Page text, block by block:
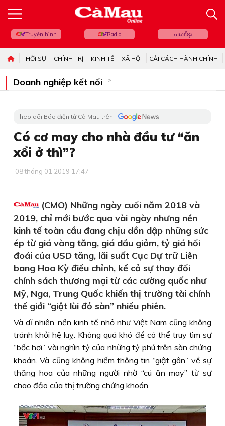
Truyền hình Radio ភាសាខ្មែរ
THỜI SỰ CHÍNH TRỊ KINH TẾ XÃ HỘI CẢI CÁCH HÀNH CHÍNH
Doanh nghiệp kết nối
Theo dõi Báo điện tử Cà Mau trên
Có cơ may cho nhà đầu tư “ăn
xổi ở thì”?
08 tháng 01 2019 17:47
(CMO) Những ngày cuối năm 2018 và
2019, chỉ mới bước qua vài ngày nhưng nền
kinh tế toàn cầu đang chịu dồn dập những sức
ép từ giá vàng tăng, giá dầu giảm, tỷ giá hối
đoái của USD tăng, lãi suất Cục Dự trữ Liên
bang Hoa Kỳ điều chỉnh, kể cả sự thay đổi
chính sách thương mại từ các cường quốc như
Mỹ, Nga, Trung Quốc khiến thị trường tài chính
thế giới “giật lùi đỏ sàn” nhiều phiên.
Và dĩ nhiên, nền kinh tế nhỏ như Việt Nam cũng không
tránh khỏi hệ luỵ. Không quá khó để có thể truy tìm sự
“bốc hơi” vài nghìn tỷ của những tỷ phú trên sàn chứng
khoán. Và cũng không hiếm thông tin “giật gân” về sự
thăng hoa của những người nhờ “cú ăn may” từ sự
chao đảo của thị trường chứng khoán.